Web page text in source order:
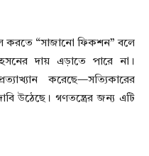
করতে “সাজানো ফিকশন” বলে
দায় এড়াতে পারে না।
করেছে—সত্যিকারের
উঠেছে। গণতন্ত্রের জন্য এটি